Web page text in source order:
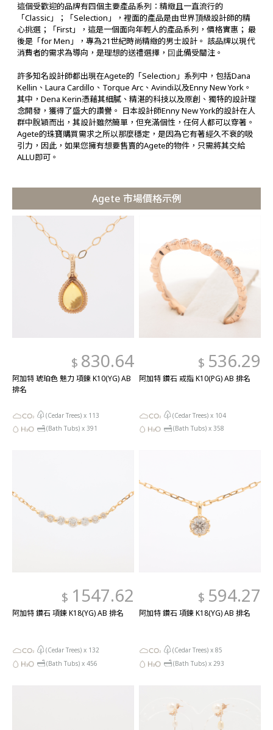
這個受歡迎的品牌有四個主要產品系列：精緻且一直流行的
「Classic」；「Selection」，裡面的產品是由世界頂級設計師的精
心挑選；「First」，這是一個面向年輕人的產品系列，價格實惠； 最
後是「for Men」，專為21世紀時尚精緻的男士設計。 該品牌以現代
消費者的需求為導向，是理想的送禮選擇，囙此備受關注。
許多知名設計師都出現在Agete的「Selection」系列中，包括Dana
Kellin、Laura Cardillo、Torque Arc、Avindi以及Enny New York。
其中，Dena Kerin憑藉其細膩、精湛的科技以及原創、獨特的設計理
念開發，獲得了盛大的讚譽。 日本設計師Enny New York的設計在人
群中脫穎而出，其設計雖然簡單，但充滿個性，任何人都可以穿著。
Agete的珠寶購買需求之所以那麼穩定，是因為它有著經久不衰的吸
引力，因此，如果您擁有想要售賣的Agete的物件，只需將其交給
ALLU即可。
Agete 市場價格示例
$ 830.64
阿加特 琥珀色 魅力 項鍊 K10(YG) AB
排名
(Cedar Trees) x 113
(Bath Tubs) x 391
$ 536.29
阿加特 鑽石 戒指 K10(PG) AB 排名
(Cedar Trees) x 104
(Bath Tubs) x 358
$ 1547.62
阿加特 鑽石 項鍊 K18(YG) AB 排名
(Cedar Trees) x 132
(Bath Tubs) x 456
$ 594.27
阿加特 鑽石 項鍊 K18(YG) AB 排名
(Cedar Trees) x 85
(Bath Tubs) x 293